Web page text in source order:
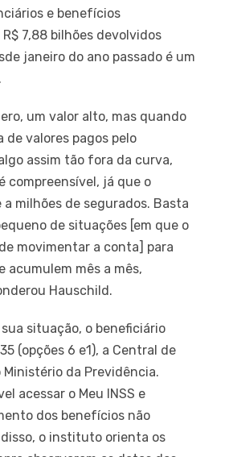
e benefícios
7,88 bilhões devolvidos
janeiro do ano passado é um
um valor alto, mas quando
de valores pagos pelo
assim tão fora da curva,
compreensível, já que o
milhões de segurados. Basta
de situações [em que o
movimentar a conta] para
acumulem mês a mês,
Hauschild.
situação, o beneficiário
(opções 6 e1), a Central de
da Previdência.
acessar o Meu INSS e
dos benefícios não
o instituto orienta os